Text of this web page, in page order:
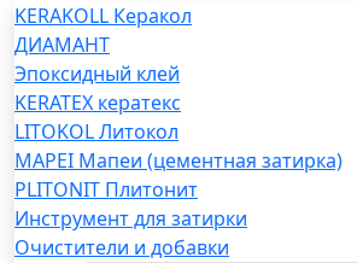
KERAKOLL Керакол
ДИАМАНТ
Эпоксидный клей
KERATEX кератекс
LITOKOL Литокол
MAPEI Мапеи (цементная затирка)
PLITONIT Плитонит
Инструмент для затирки
Очистители и добавки